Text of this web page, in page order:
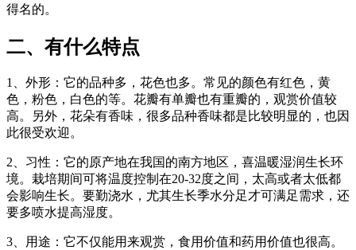
得名的。
二、有什么特点
1、外形：它的品种多，花色也多。常见的颜色有红色，黄
色，粉色，白色的等。花瓣有单瓣也有重瓣的，观赏价值较
高。另外，花朵有香味，很多品种香味都是比较明显的，也因
此很受欢迎。
2、习性：它的原产地在我国的南方地区，喜温暖湿润生长环
境。栽培期间可将温度控制在20-32度之间，太高或者太低都
会影响生长。要勤浇水，尤其生长季水分足才可满足需求，还
要多喷水提高湿度。
3、用途：它不仅能用来观赏，食用价值和药用价值也很高。